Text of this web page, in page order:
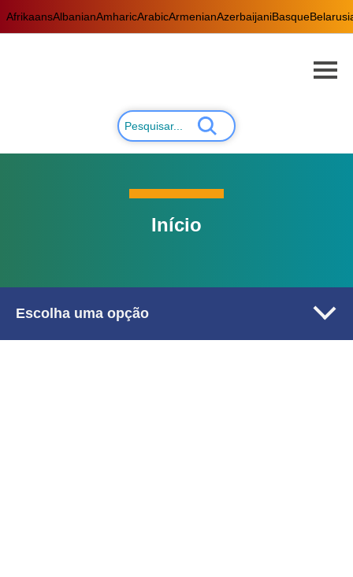
AfrikaansAlbanianAmharicArabicArmenianAzerbaijaniBasque
Início
Escolha uma opção